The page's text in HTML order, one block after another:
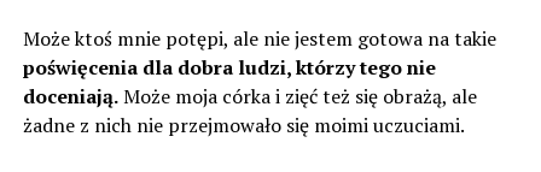
Może ktoś mnie potępi, ale nie jestem gotowa na takie
poświęcenia dla dobra ludzi, którzy tego nie
doceniają.Może moja córka i zięć też się obrażą, ale
żadne z nich nie przejmowało się moimi uczuciami.